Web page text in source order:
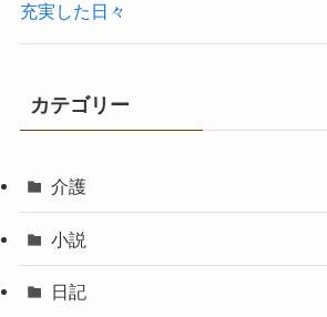
充実した日々
カテゴリー
介護
小説
日記